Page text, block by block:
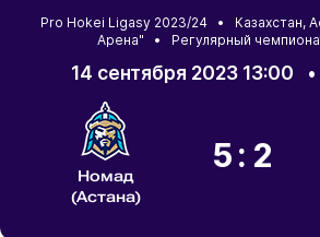
Pro Hokei Ligasy 2023/24 • Казахстан,
Арена" • Регулярный
14 сентября 2023 13:00 •
Номад
(Астана)
5:2